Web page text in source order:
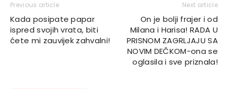
Previous article
Kada posipate papar
ispred svojih vrata, biti
ćete mi zauvijek zahvalni!
Next article
On je bolji frajer i od
Milana i Harisa! RADA U
PRISNOM ZAGRLJAJU SA
NOVIM DEČKOM-ona se
oglasila i sve priznala!